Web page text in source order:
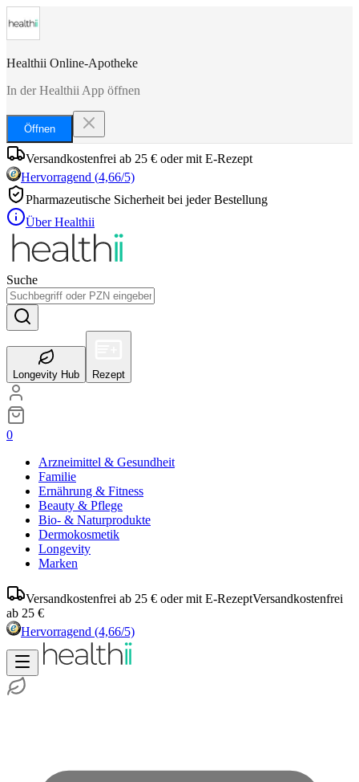
Healthii Online-Apotheke
In der Healthii App öffnen
Öffnen
Versandkostenfrei ab 25 € oder mit E-Rezept
Hervorragend (4,66/5)
Pharmazeutische Sicherheit bei jeder Bestellung
Über Healthii
Suche
Longevity Hub Rezept
0
Arzneimittel & Gesundheit
Familie
Ernährung & Fitness
Beauty & Pflege
Bio- & Naturprodukte
Dermokosmetik
Longevity
Marken
Versandkostenfrei ab 25 € oder mit E-RezeptVersandkostenfrei
ab 25 €
Hervorragend (4,66/5)